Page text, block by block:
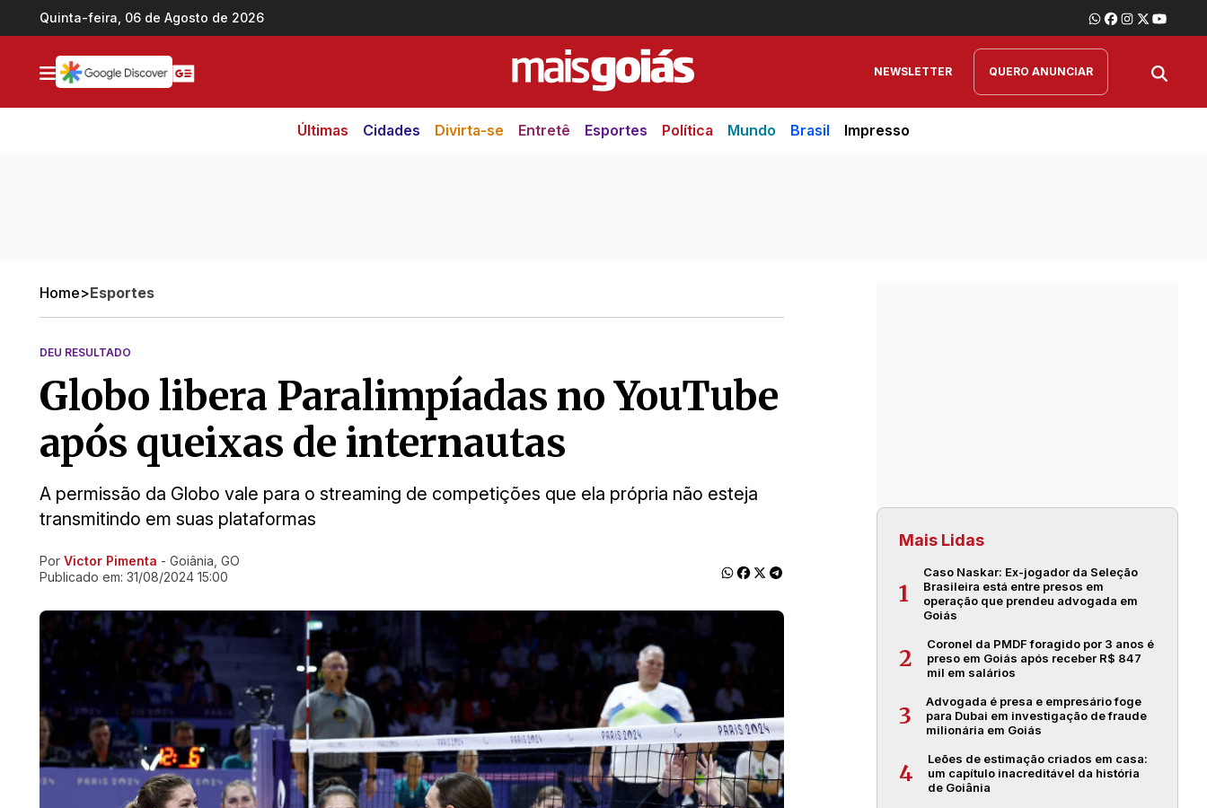
Ir direto pro conteúdo
Quinta-feira, 06 de Agosto de 2026
NEWSLETTER QUERO ANUNCIAR
Últimas Cidades Divirta-se Entretê Esportes Política Mundo Brasil Impresso
Home>Esportes
DEU RESULTADO
Globo libera Paralimpíadas no YouTube
após queixas de internautas
A permissão da Globo vale para o streaming de competições que ela própria não esteja
transmitindo em suas plataformas
Ir direto pra matéria
Por Victor Pimenta - Goiânia, GO
Publicado em: 31/08/2024 15:00
Mais Lidas
1
Caso Naskar: Ex-jogador da Seleção
Brasileira está entre presos em
operação que prendeu advogada em
Goiás
2
Coronel da PMDF foragido por 3 anos é
preso em Goiás após receber R$ 847
mil em salários
3
Advogada é presa e empresário foge
para Dubai em investigação de fraude
milionária em Goiás
4
Leões de estimação criados em casa:
um capítulo inacreditável da história
de Goiânia